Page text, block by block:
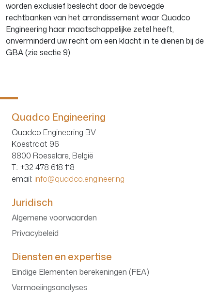
worden exclusief beslecht door de bevoegde
rechtbanken van het arrondissement waar Quadco
Engineering haar maatschappelijke zetel heeft,
onverminderd uw recht om een klacht in te dienen bij de
GBA (zie sectie 9).
Quadco Engineering
Quadco Engineering BV
Koestraat 96
8800 Roeselare, België
T.: +32 478 618 118
email: info@quadco.engineering
Juridisch
Algemene voorwaarden
Privacybeleid
Diensten en expertise
Eindige Elementen berekeningen (FEA)
Vermoeiingsanalyses